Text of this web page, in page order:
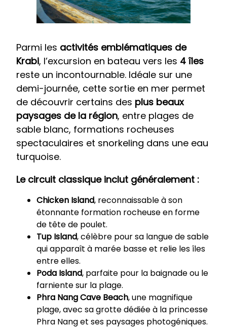
Parmi les activités emblématiques de
Krabi, l’excursion en bateau vers les 4 îles
reste un incontournable. Idéale sur une
demi-journée, cette sortie en mer permet
de découvrir certains des plus beaux
paysages de la région, entre plages de
sable blanc, formations rocheuses
spectaculaires et snorkeling dans une eau
turquoise.
Le circuit classique inclut généralement :
Chicken Island, reconnaissable à son
étonnante formation rocheuse en forme
de tête de poulet.
Tup Island, célèbre pour sa langue de sable
qui apparaît à marée basse et relie les îles
entre elles.
Poda Island, parfaite pour la baignade ou le
farniente sur la plage.
Phra Nang Cave Beach, une magnifique
plage, avec sa grotte dédiée à la princesse
Phra Nang et ses paysages photogéniques.